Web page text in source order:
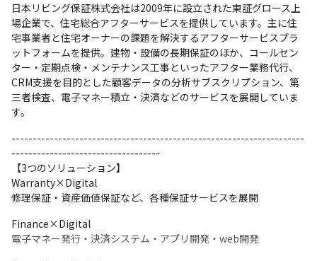
日本リビング保証株式会社は2009年に設立された東証グロース上
場企業で、住宅総合アフターサービスを提供しています。主に住
宅事業者と住宅オーナーの課題を解決するアフターサービスプラ
ットフォームを提供。建物・設備の長期保証のほか、コールセン
ター・定期点検・メンテナンス工事といったアフター業務代行、
CRM支援を目的とした顧客データの分析サブスクリプション、第
三者検査、電子マネー積立・決済などのサービスを展開していま
す。
---------------------------------------------------------------------
-----------------------------------
【3つのソリューション】
Warranty×Digital
修理保証・資産価値保証など、各種保証サービスを展開
Finance×Digital
電子マネー発行・決済システム・アプリ開発・web開発